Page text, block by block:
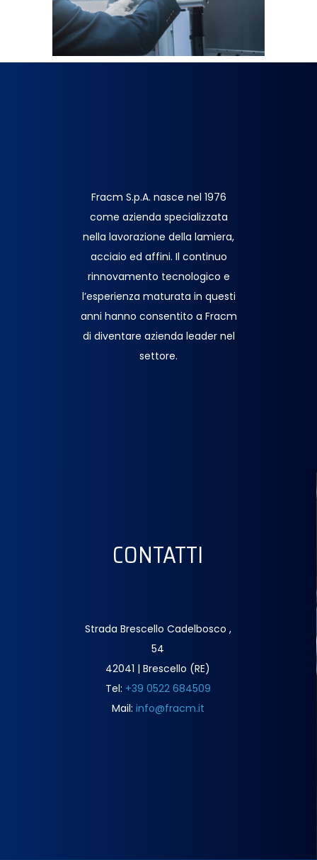
Fracm S.p.A. nasce nel 1976
come azienda specializzata
nella lavorazione della lamiera,
acciaio ed affini. Il continuo
rinnovamento tecnologico e
l’esperienza maturata in questi
anni hanno consentito a Fracm
di diventare azienda leader nel
settore.
CONTATTI
Strada Brescello Cadelbosco ,
54
42041 | Brescello (RE)
Tel: +39 0522 684509
Mail: info@fracm.it